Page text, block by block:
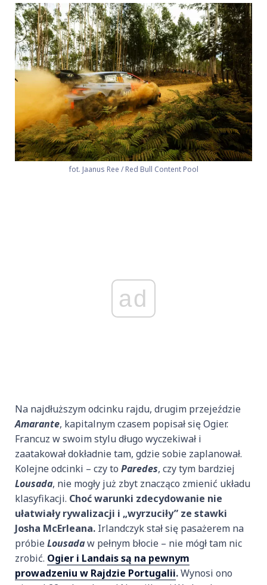
fot. Jaanus Ree / Red Bull Content Pool
ad
Na najdłuższym odcinku rajdu, drugim przejeździe
Amarante, kapitalnym czasem popisał się Ogier.
Francuz w swoim stylu długo wyczekiwał i
zaatakował dokładnie tam, gdzie sobie zaplanował.
Kolejne odcinki – czy to Paredes, czy tym bardziej
Lousada, nie mogły już zbyt znacząco zmienić układu
klasyfikacji. Choć warunki zdecydowanie nie
ułatwiały rywalizacji i „wyrzuciły” ze stawki
Josha McErleana. Irlandczyk stał się pasażerem na
próbieLousadaw pełnym błocie – nie mógł tam nic
zrobić. Ogier i Landais są na pewnym
prowadzeniu w Rajdzie Portugalii.Wynosi ono